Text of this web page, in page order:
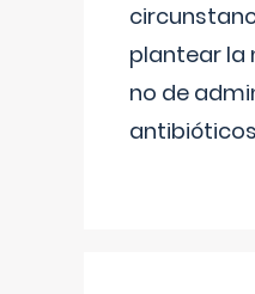
plantear la
no de